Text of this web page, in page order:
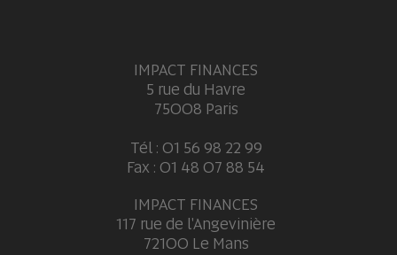
IMPACT FINANCES
5 rue du Havre
75008 Paris
Tél : 01 56 98 22 99
Fax : 01 48 07 88 54
IMPACT FINANCES
117 rue de l'Angevinière
72100 Le Mans